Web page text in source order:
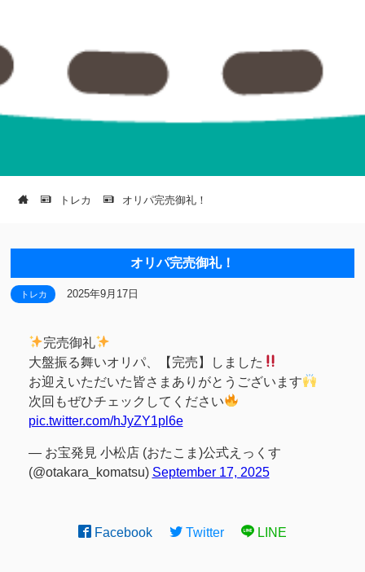
トレカ オリパ完売御礼！
オリパ完売御礼！
トレカ 2025年9月17日
完売御礼
大盤振る舞いオリパ、【完売】しました
お迎えいただいた皆さまありがとうございます
次回もぜひチェックしてください
pic.twitter.com/hJyZY1pl6e
— お宝発見 小松店 (おたこま)公式えっくす
(@otakara_komatsu) September 17, 2025
Facebook Twitter LINE